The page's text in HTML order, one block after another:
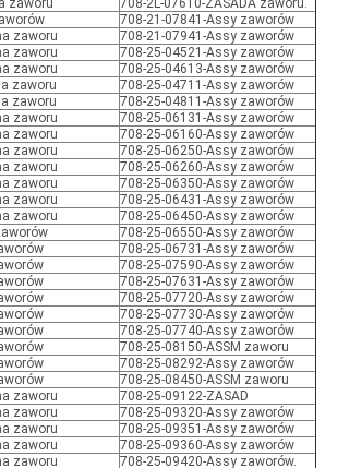
zaworu
708-2L-07610-ZASADA zaworu.
708-21-07841-Assy zaworów
zaworu
708-21-07941-Assy zaworów
zaworu
708-25-04521-Assy zaworów
zaworu
708-25-04613-Assy zaworów
zaworu
708-25-04711-Assy zaworów
zaworu
708-25-04811-Assy zaworów
zaworu
708-25-06131-Assy zaworów
zaworu
708-25-06160-Assy zaworów
zaworu
708-25-06250-Assy zaworów
zaworu
708-25-06260-Assy zaworów
zaworu
708-25-06350-Assy zaworów
zaworu
708-25-06431-Assy zaworów
zaworu
708-25-06450-Assy zaworów
708-25-06550-Assy zaworów
708-25-06731-Assy zaworów
708-25-07590-Assy zaworów
708-25-07631-Assy zaworów
708-25-07720-Assy zaworów
708-25-07730-Assy zaworów
708-25-07740-Assy zaworów
708-25-08150-ASSM zaworu
708-25-08292-Assy zaworów
708-25-08450-ASSM zaworu
zaworu
708-25-09122-ZASAD
zaworu
708-25-09320-Assy zaworów
zaworu
708-25-09351-Assy zaworów
zaworu
708-25-09360-Assy zaworów
zaworu
708-25-09420-Assy zaworów.